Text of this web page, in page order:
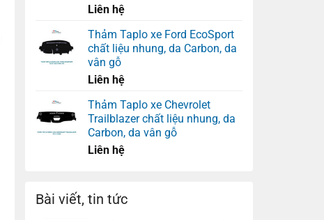
Liên hệ
Thảm Taplo xe Ford EcoSport
chất liệu nhung, da Carbon, da
vân gỗ
Liên hệ
Thảm Taplo xe Chevrolet
Trailblazer chất liệu nhung, da
Carbon, da vân gỗ
Liên hệ
Bài viết, tin tức